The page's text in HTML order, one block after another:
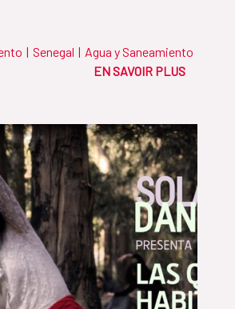
| Senegal | Agua y Saneamiento
EN SAVOIR PLUS